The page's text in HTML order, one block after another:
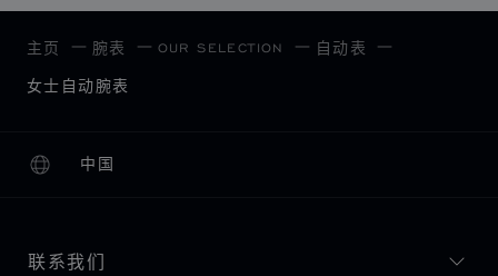
主页 腕表 OUR SELECTION 自动表
女士自动腕表
中国
本地化（更改国家/地区）
更改国家/地区
联系我们